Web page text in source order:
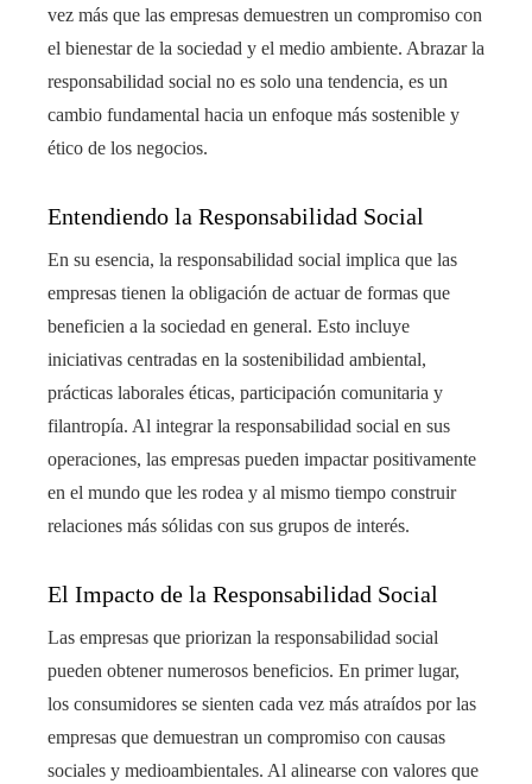
vez más que las empresas demuestren un compromiso con
el bienestar de la sociedad y el medio ambiente. Abrazar la
responsabilidad social no es solo una tendencia, es un
cambio fundamental hacia un enfoque más sostenible y
ético de los negocios.
Entendiendo la Responsabilidad Social
En su esencia, la responsabilidad social implica que las
empresas tienen la obligación de actuar de formas que
beneficien a la sociedad en general. Esto incluye
iniciativas centradas en la sostenibilidad ambiental,
prácticas laborales éticas, participación comunitaria y
filantropía. Al integrar la responsabilidad social en sus
operaciones, las empresas pueden impactar positivamente
en el mundo que les rodea y al mismo tiempo construir
relaciones más sólidas con sus grupos de interés.
El Impacto de la Responsabilidad Social
Las empresas que priorizan la responsabilidad social
pueden obtener numerosos beneficios. En primer lugar,
los consumidores se sienten cada vez más atraídos por las
empresas que demuestran un compromiso con causas
sociales y medioambientales. Al alinearse con valores que